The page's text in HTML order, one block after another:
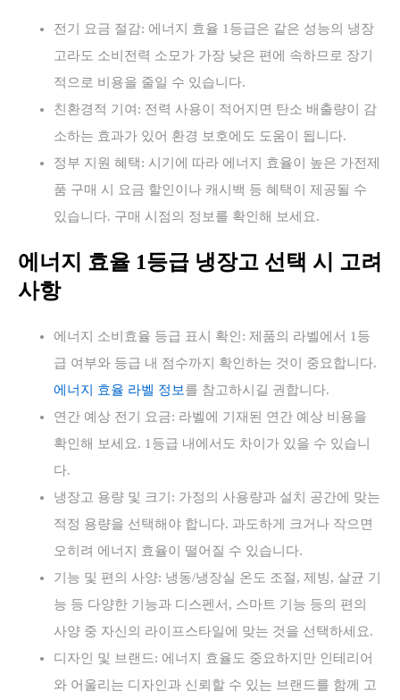
전기 요금 절감: 에너지 효율 1등급은 같은 성능의 냉장
고라도 소비전력 소모가 가장 낮은 편에 속하므로 장기
적으로 비용을 줄일 수 있습니다.
친환경적 기여: 전력 사용이 적어지면 탄소 배출량이 감
소하는 효과가 있어 환경 보호에도 도움이 됩니다.
정부 지원 혜택: 시기에 따라 에너지 효율이 높은 가전제
품 구매 시 요금 할인이나 캐시백 등 혜택이 제공될 수
있습니다. 구매 시점의 정보를 확인해 보세요.
에너지 효율 1등급 냉장고 선택 시 고려
사항
에너지 소비효율 등급 표시 확인: 제품의 라벨에서 1등
급 여부와 등급 내 점수까지 확인하는 것이 중요합니다.
에너지 효율 라벨 정보를 참고하시길 권합니다.
연간 예상 전기 요금: 라벨에 기재된 연간 예상 비용을
확인해 보세요. 1등급 내에서도 차이가 있을 수 있습니
다.
냉장고 용량 및 크기: 가정의 사용량과 설치 공간에 맞는
적정 용량을 선택해야 합니다. 과도하게 크거나 작으면
오히려 에너지 효율이 떨어질 수 있습니다.
기능 및 편의 사양: 냉동/냉장실 온도 조절, 제빙, 살균 기
능 등 다양한 기능과 디스펜서, 스마트 기능 등의 편의
사양 중 자신의 라이프스타일에 맞는 것을 선택하세요.
디자인 및 브랜드: 에너지 효율도 중요하지만 인테리어
와 어울리는 디자인과 신뢰할 수 있는 브랜드를 함께 고